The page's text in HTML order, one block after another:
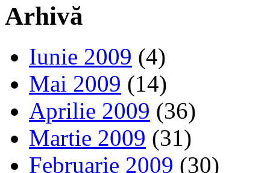
Arhivă
Iunie 2009 (4)
Mai 2009 (14)
Aprilie 2009 (36)
Martie 2009 (31)
Februarie 2009 (30)